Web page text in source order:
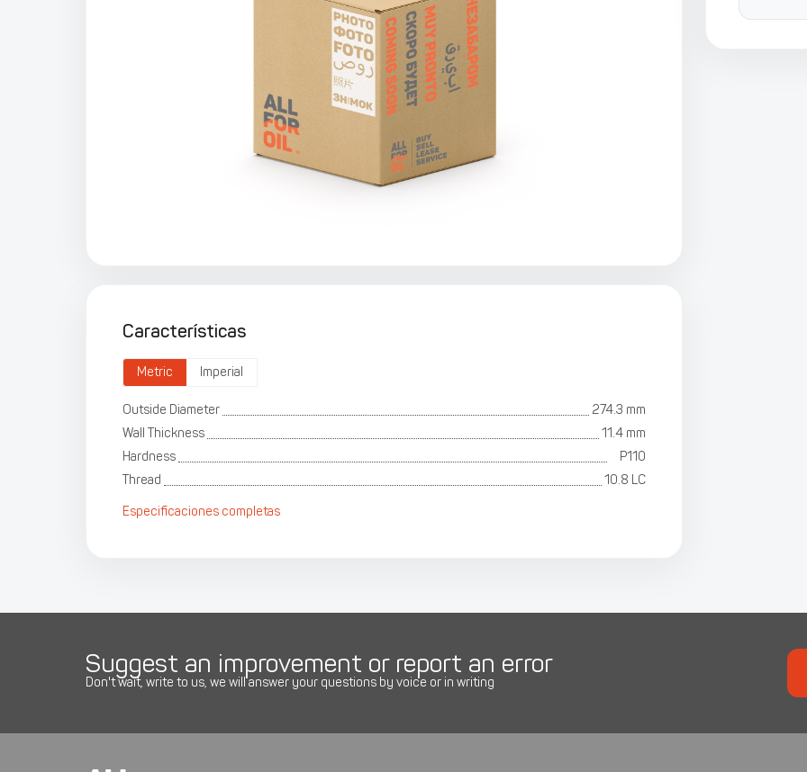
Características
Metric Imperial
Outside Diameter
274.3 mm
Wall Thickness
11.4 mm
Hardness
P110
Thread
10.8 LC
Especificaciones completas
Suggest an improvement or report an error
Don't wait, write to us, we will answer your questions by voice or in writing